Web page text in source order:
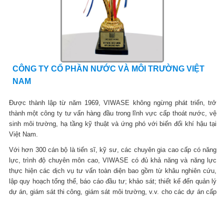
CÔNG TY CỔ PHẦN NƯỚC VÀ MÔI TRƯỜNG VIỆT
NAM
Được thành lập từ năm 1969, VIWASE không ngừng phát triển, trở
thành một công ty tư vấn hàng đầu trong lĩnh vực cấp thoát nước, vệ
sinh môi trường, hạ tầng kỹ thuật và ứng phó với biến đổi khí hậu tại
Việt Nam.
Với hơn 300 cán bộ là tiến sĩ, kỹ sư, các chuyên gia cao cấp có năng
lực, trình độ chuyên môn cao, VIWASE có đủ khả năng và năng lực
thực hiện các dịch vụ tư vấn toàn diện bao gồm từ khâu nghiên cứu,
lập quy hoạch tổng thể, báo cáo đầu tư; khảo sát; thiết kế đến quản lý
dự án, giám sát thi công, giám sát môi trường, v.v. cho các dự án cấp